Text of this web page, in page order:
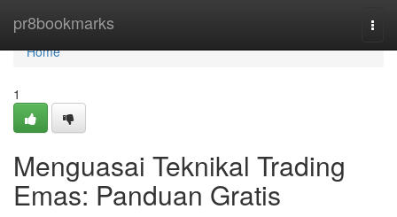
pr8bookmarks
Home
Home
1
Menguasai Teknikal Trading
Emas: Panduan Gratis